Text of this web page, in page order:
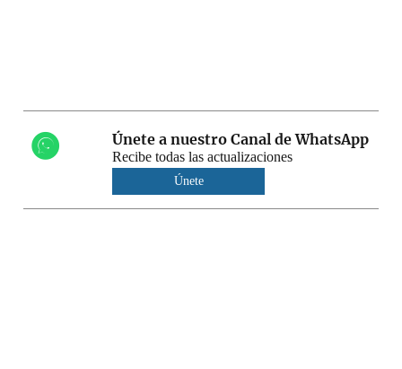
Únete a nuestro Canal de WhatsApp
Recibe todas las actualizaciones
Únete